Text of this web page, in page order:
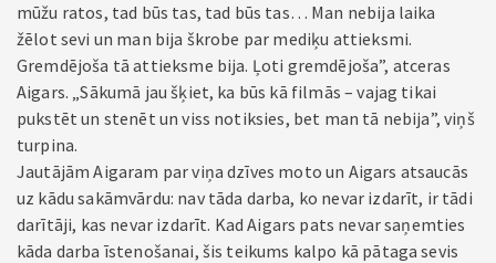
mūžu ratos, tad būs tas, tad būs tas… Man nebija laika
žēlot sevi un man bija škrobe par mediķu attieksmi.
Gremdējoša tā attieksme bija. Ļoti gremdējoša”, atceras
Aigars. „Sākumā jau šķiet, ka būs kā filmās – vajag tikai
pukstēt un stenēt un viss notiksies, bet man tā nebija”, viņš
turpina.
Jautājām Aigaram par viņa dzīves moto un Aigars atsaucās
uz kādu sakāmvārdu: nav tāda darba, ko nevar izdarīt, ir tādi
darītāji, kas nevar izdarīt. Kad Aigars pats nevar saņemties
kāda darba īstenošanai, šis teikums kalpo kā pātaga sevis